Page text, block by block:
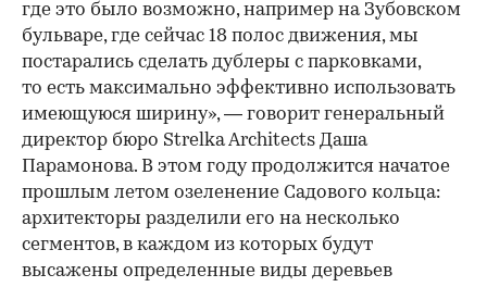
где это было возможно, например на Зубовском
бульваре, где сейчас 18 полос движения, мы
постарались сделать дублеры с парковками,
то есть максимально эффективно использовать
имеющуюся ширину», — говорит генеральный
директор бюро Strelka Architects Даша
Парамонова. В этом году продолжится начатое
прошлым летом озеленение Садового кольца:
архитекторы разделили его на несколько
сегментов, в каждом из которых будут
высажены определенные виды деревьев